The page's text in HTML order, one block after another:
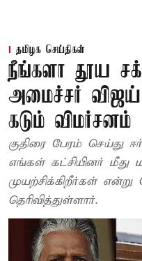
தமிழக செய்திகள்
நீங்களா தூய
அமைச்சர் விஜய்
கடும் விமர்சனம்
குதிரை பேரம் செய்து
எங்கள் கட்சியினர்
முயற்சிக்கிறீர்கள் என்று
தெரிவித்துள்ளார்.